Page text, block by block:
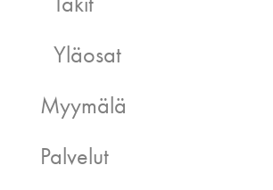
Yläosat
Myymälä
Palvelut